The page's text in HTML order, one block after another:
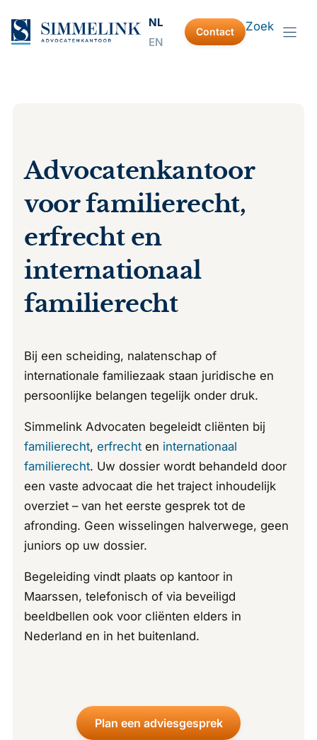
naar
de
Zoek
Contact
NL
EN
Advocatenkantoor
voor familierecht,
erfrecht en
internationaal
familierecht
Bij een scheiding, nalatenschap of
internationale familiezaak staan juridische en
persoonlijke belangen tegelijk onder druk.
Simmelink Advocaten begeleidt cliënten bij
familierecht, erfrechten internationaal
familierecht. Uw dossier wordt behandeld door
een vaste advocaat die het traject inhoudelijk
overziet – van het eerste gesprek tot de
afronding. Geen wisselingen halverwege, geen
juniors op uw dossier.
Begeleiding vindt plaats op kantoor in
Maarssen, telefonisch of via beveiligd
beeldbellen ook voor cliënten elders in
Nederland en in het buitenland.
Plan een adviesgesprek